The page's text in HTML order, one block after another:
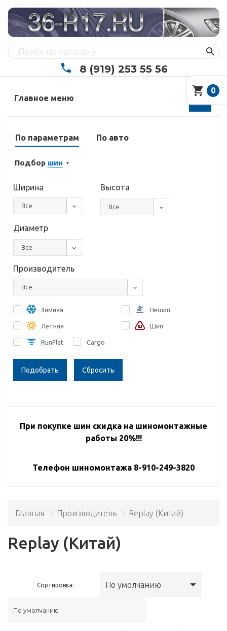
8 (919) 253 55 56
Главное меню
По параметрам По авто
Подбор шин
Ширина
Все
Высота
Все
Диаметр
Все
Производитель
Все
Зимняя
Летняя
RunFlat Cargo
Нешип
Шип
Сбросить
При покупке шин скидка на шиномонтажные
работы 20%!!!
Телефон шиномонтажа 8-910-249-3820
Главная Производитель Replay (Китай)
Replay (Китай)
Сортировка: По умолчанию
0